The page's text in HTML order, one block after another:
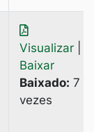
Visualizar
Baixar
Baixado: 7
vezes